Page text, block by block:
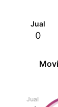
Jual
0
Jual